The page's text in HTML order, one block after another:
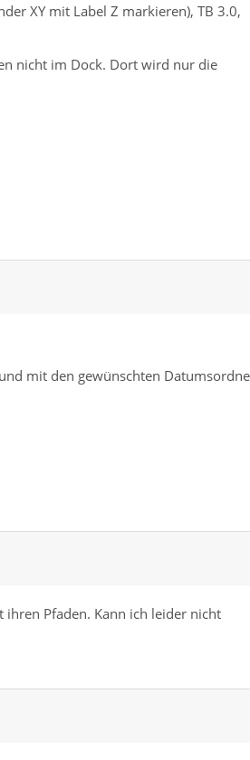
XY mit Label Z markieren), TB 3.0,
nicht im Dock. Dort wird nur die
mit den gewünschten
Pfaden. Kann ich leider nicht